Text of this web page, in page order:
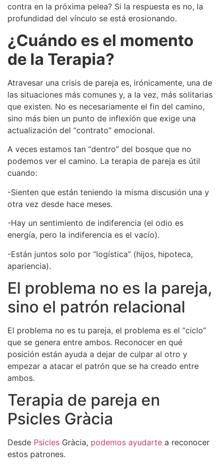
contra en la próxima pelea? Si la respuesta es no, la
profundidad del vínculo se está erosionando.
¿Cuándo es el momento
de la Terapia?
Atravesar una crisis de pareja es, irónicamente, una de
las situaciones más comunes y, a la vez, más solitarias
que existen. No es necesariamente el fin del camino,
sino más bien un punto de inflexión que exige una
actualización del “contrato” emocional.
A veces estamos tan “dentro” del bosque que no
podemos ver el camino. La terapia de pareja es útil
cuando:
-Sienten que están teniendo la misma discusión una y
otra vez desde hace meses.
-Hay un sentimiento de indiferencia (el odio es
energía, pero la indiferencia es el vacío).
-Están juntos solo por “logística” (hijos, hipoteca,
apariencia).
El problema no es la pareja,
sino el patrón relacional
El problema no es tu pareja, el problema es el “ciclo”
que se genera entre ambos. Reconocer en qué
posición están ayuda a dejar de culpar al otro y
empezar a atacar el patrón que se ha creado entre
ambos.
Terapia de pareja en
Psicles Gràcia
Desde Psicles Gràcia, podemos ayudarte a reconocer
estos patrones.